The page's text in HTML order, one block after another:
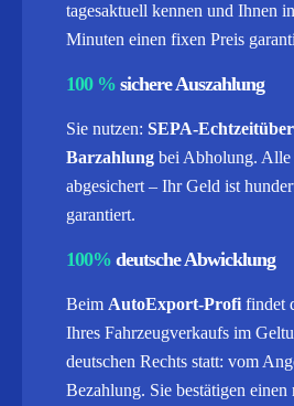
tagesaktuell kennen und Ihnen
Minuten einen fixen Preis
100 % sichere Auszahlung
Sie nutzen: SEPA-
Barzahlung bei Abholung. Alle
abgesichert – Ihr Geld ist
garantiert.
100% deutsche Abwicklung
Beim AutoExport-Profi findet
Ihres Fahrzeugverkaufs im
deutschen Rechts statt: vom
Bezahlung. Sie bestätigen